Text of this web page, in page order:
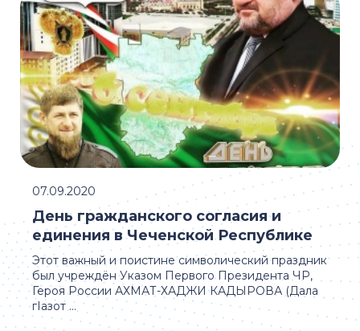
Этот важный и поистине символический праздник
был учреждён Указом Первого Президента ЧР,
Героя России АХМАТ-ХАДЖИ КАДЫРОВА (Дала
гIазот ...
День гражданского согласия и
единения в Чеченской Республике
07.09.2020